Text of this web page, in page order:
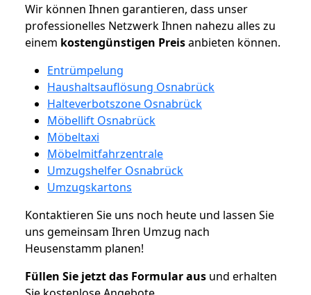
Wir können Ihnen garantieren, dass unser
professionelles Netzwerk Ihnen nahezu alles zu
einem kostengünstigen Preisanbieten können.
Entrümpelung
Haushaltsauflösung Osnabrück
Halteverbotszone Osnabrück
Möbellift Osnabrück
Möbeltaxi
Möbelmitfahrzentrale
Umzugshelfer Osnabrück
Umzugskartons
Kontaktieren Sie uns noch heute und lassen Sie
uns gemeinsam Ihren Umzug nach
Heusenstamm planen!
Füllen Sie jetzt das Formular aus und erhalten